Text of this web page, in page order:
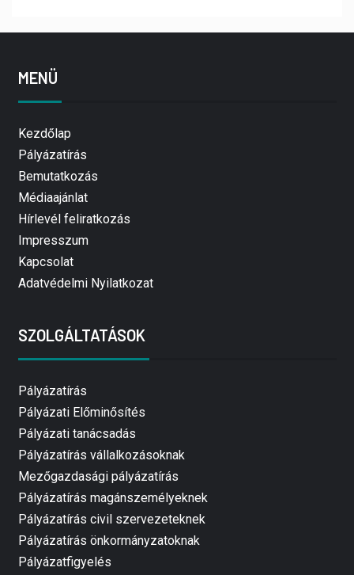
MENÜ
Kezdőlap
Pályázatírás
Bemutatkozás
Médiaajánlat
Hírlevél feliratkozás
Impresszum
Kapcsolat
Adatvédelmi Nyilatkozat
SZOLGÁLTATÁSOK
Pályázatírás
Pályázati Előminősítés
Pályázati tanácsadás
Pályázatírás vállalkozásoknak
Mezőgazdasági pályázatírás
Pályázatírás magánszemélyeknek
Pályázatírás civil szervezeteknek
Pályázatírás önkormányzatoknak
Pályázatfigyelés